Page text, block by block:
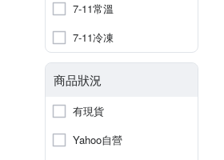
7-11常溫
7-11冷凍
商品狀況
有現貨
Yahoo自營